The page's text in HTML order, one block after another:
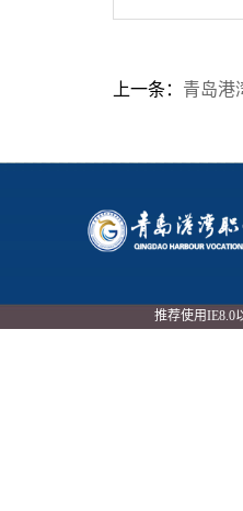
上一条： 青岛港
推荐使用IE8.0